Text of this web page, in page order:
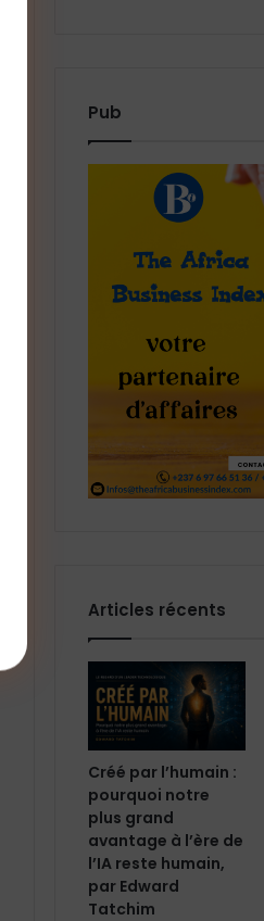
Pub
Articles récents
Créé par l’humain :
pourquoi notre
plus grand
avantage à l’ère de
l’IA reste humain,
par Edward
Tatchim